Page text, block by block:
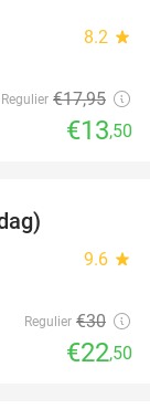
8.2 star
Regulier €17,95
€13,50
9.6 star
Regulier €30
€22,50